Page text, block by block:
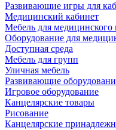
Развивающие игры для
Медицинский кабинет
Мебель для медицинского
Оборудование для
Доступная среда
Мебель для групп
Уличная мебель
Развивающие
Игровое оборудование
Канцелярские товары
Рисование
Канцелярские